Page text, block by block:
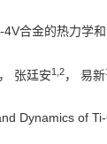
合金的热力学
， 张廷安1,2， 易新
Dynamics of